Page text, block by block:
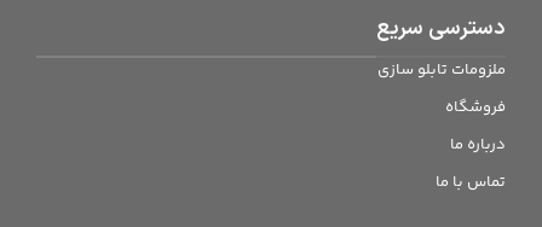
دسترسی سریع
ملزومات تابلو سازی
فروشگاه
درباره ما
تماس با ما